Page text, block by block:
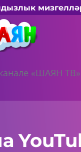
«ШАЯН ТВ»